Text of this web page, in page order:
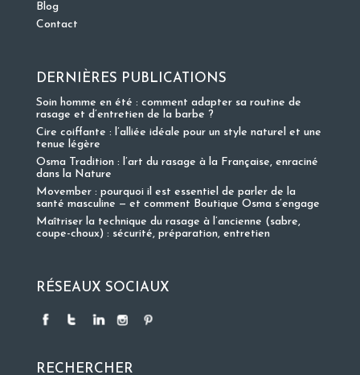
Blog
Contact
DERNIÈRES PUBLICATIONS
Soin homme en été : comment adapter sa routine de
rasage et d’entretien de la barbe ?
Cire coiffante : l’alliée idéale pour un style naturel et une
tenue légère
Osma Tradition : l’art du rasage à la Française, enraciné
dans la Nature
Movember : pourquoi il est essentiel de parler de la
santé masculine — et comment Boutique Osma s’engage
Maîtriser la technique du rasage à l’ancienne (sabre,
coupe-choux) : sécurité, préparation, entretien
RÉSEAUX SOCIAUX
RECHERCHER